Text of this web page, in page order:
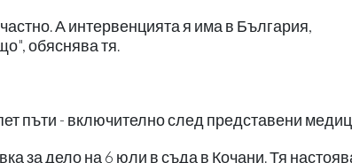
А интервенцията я има в България,
обяснява тя.
пъти - включително след представени
за дело на 6 юли в съда в Кочани. Тя